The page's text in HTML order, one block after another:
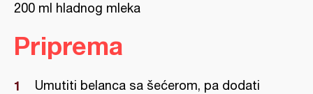
200 ml hladnog mleka
Priprema
Umutiti belanca sa šećerom, pa dodati